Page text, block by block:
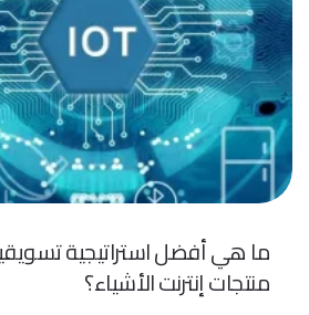
ما هي أفضل استراتيجية
منتجات إنترنت الأشياء؟